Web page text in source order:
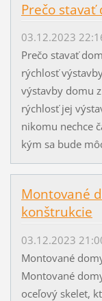
Prečo stavať
03.12.2023
Prečo stavať
rýchlosť
výstavby domu
rýchlosť jej
nikomu nechce
kým sa bude
Montované
konštrukcie
03.12.2023
Montované
Montované
oceľový skelet,